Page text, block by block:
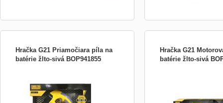
Hračka G21 Priamočiara píla na
batérie žlto-sivá BOP941855
funkční laserový ukazatel řezu. Přesně
jako ta, kterou má v dílně tatínek.
Hračka G21
batérie žlto-sivá
balení.